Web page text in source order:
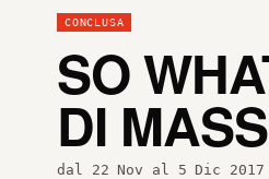
CONCLUSA
SO
DI
dal 22 Nov al 5 Dic 2017